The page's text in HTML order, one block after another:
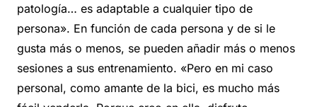
patología… es adaptable a cualquier tipo de
persona». En función de cada persona y de si le
gusta más o menos, se pueden añadir más o menos
sesiones a sus entrenamiento. «Pero en mi caso
personal, como amante de la bici, es mucho más